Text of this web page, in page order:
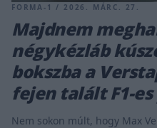
FORMA-1 / 2026. MÁRC. 27.
Majdnem
négykézláb
bokszba a
fejen talált F1-
Nem sokon múlt, hogy Max